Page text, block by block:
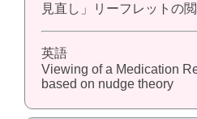
見直し」リーフレットの
英語
Viewing of a Medication
based on nudge theory